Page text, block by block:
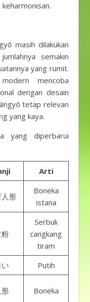
masih dilakukan
semakin
yang rumit.
mencoba
dengan desain
tetap relevan
yang kaya.
yang diperbarui
Arti
形
Boneka
istana
Serbuk
cangkang
tiram
Putih
形 Boneka